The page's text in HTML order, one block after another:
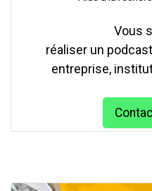
Vous
réaliser un
entreprise,